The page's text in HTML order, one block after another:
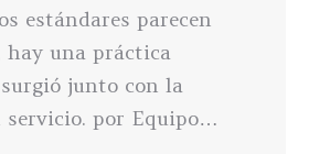
estándares parecen
hay una práctica
junto con la
servicio. por Equipo…